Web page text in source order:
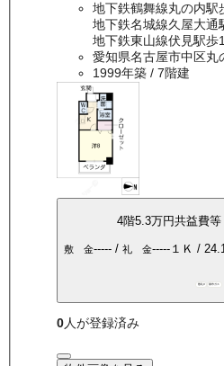
地下鉄鶴舞線丸の内駅
地下鉄名城線久屋大通
地下鉄東山線伏見駅歩
愛知県名古屋市中区丸
1999年築/ 7階建
4階5.3万円共益費等
敷 金-----/ 礼 金-----１Ｋ /
敷礼0 都市ガス
0人が登録済み